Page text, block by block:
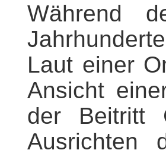
Während
Laut einer
Ansicht
der Beitritt
Ausrichten